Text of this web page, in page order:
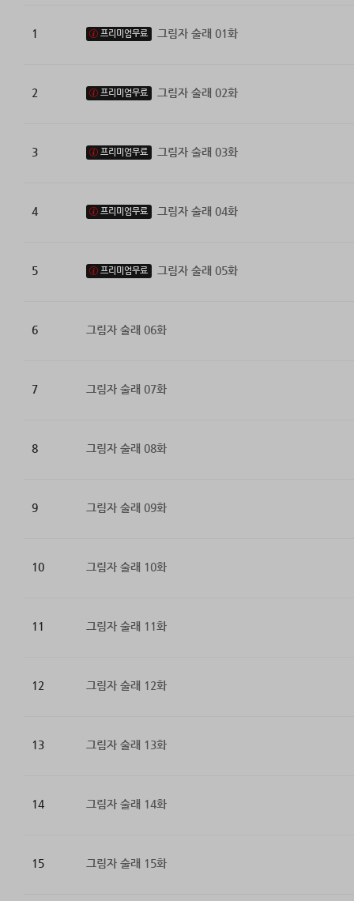
1 프리미엄무료 그림자 술래 01화
2 프리미엄무료 그림자 술래 02화
3 프리미엄무료 그림자 술래 03화
4 프리미엄무료 그림자 술래 04화
5 프리미엄무료 그림자 술래 05화
6 그림자 술래 06화
7 그림자 술래 07화
8 그림자 술래 08화
9 그림자 술래 09화
10 그림자 술래 10화
11 그림자 술래 11화
12 그림자 술래 12화
13 그림자 술래 13화
14 그림자 술래 14화
15 그림자 술래 15화